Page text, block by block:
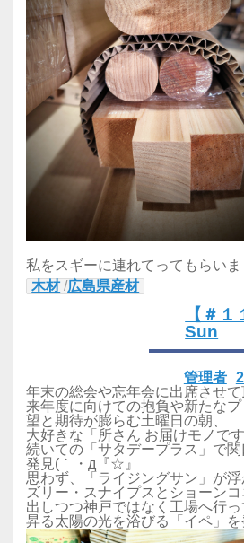
私をスギーに連れてってもらい
木材/広島県産材
【＃
Sun
管理者
年末の総会や忘年会に出席させて
来年度に向けての抱負や新たな
望と期待が膨らむ土曜日の朝、
大好きな「所さん お届けモノで
続いての「サタデープラス」で
発見(｀・д『☆』
思わず、「ライジングサン」が
ズリー・スナイプスとショーン
出しつつ神戸ではなく工場へ行っ
昇る太陽の光を浴びる「イペ」を